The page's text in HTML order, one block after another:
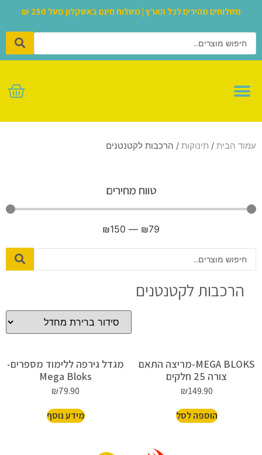
משלוחים מהירים לכל הארץ | משלוח חינם באשקלון מעל 250 ₪
עמוד הבית / תינוקות / הרכבות לקטנטנים
טווח מחירים
₪79
—
₪150
הרכבות לקטנטנים
MEGA BLOKS-מריצה התאם
צורה 25 חלקים
₪149.90
הוספה לסל
מגדל גירפה ללימוד מספרים-
Mega Bloks
₪79.90
מידע נוסף